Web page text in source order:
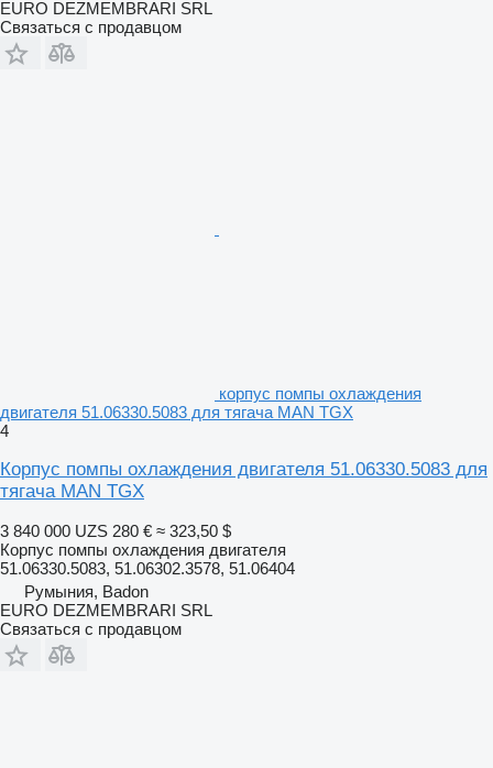
EURO DEZMEMBRARI SRL
Связаться с продавцом
корпус помпы охлаждения
двигателя 51.06330.5083 для тягача MAN TGX
4
Корпус помпы охлаждения двигателя 51.06330.5083 для
тягача MAN TGX
3 840 000 UZS 280 € ≈ 323,50 $
Корпус помпы охлаждения двигателя
51.06330.5083, 51.06302.3578, 51.06404
Румыния, Badon
EURO DEZMEMBRARI SRL
Связаться с продавцом